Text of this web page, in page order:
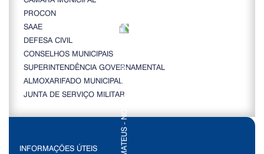
PROCON
SAAE
DEFESA CIVIL
CONSELHOS MUNICIPAIS
SUPERINTENDÊNCIA GOVERNAMENTAL
ALMOXARIFADO MUNICIPAL
JUNTA DE SERVIÇO MILITAR
INFORMAÇÕES ÚTEIS